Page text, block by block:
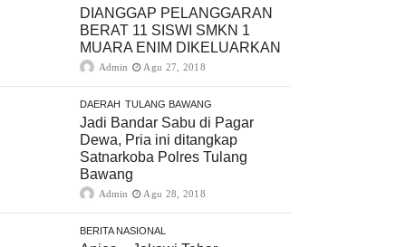
DIANGGAP PELANGGARAN
BERAT 11 SISWI SMKN 1
MUARA ENIM DIKELUARKAN
Admin Agu 27, 2018
DAERAH TULANG BAWANG
Jadi Bandar Sabu di Pagar
Dewa, Pria ini ditangkap
Satnarkoba Polres Tulang
Bawang
Admin Agu 28, 2018
BERITA NASIONAL